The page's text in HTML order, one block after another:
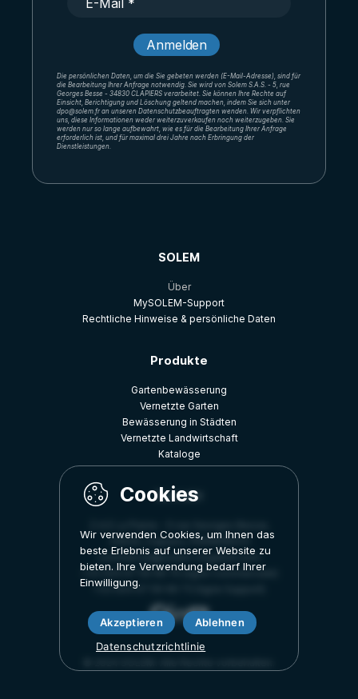
Die persönlichen Daten, um die Sie gebeten werden (E-Mail-Adresse), sind für
die Bearbeitung Ihrer Anfrage notwendig. Sie wird von Solem S.A.S. - 5, rue
Georges Besse - 34830 CLAPIERS verarbeitet. Sie können Ihre Rechte auf
Einsicht, Berichtigung und Löschung geltend machen, indem Sie sich unter
dpo@solem.fr an unseren Datenschutzbeauftragten wenden. Wir verpflichten
uns, diese Informationen weder weiterzuverkaufen noch weiterzugeben. Sie
werden nur so lange aufbewahrt, wie es für die Bearbeitung Ihrer Anfrage
erforderlich ist, und für maximal drei Jahre nach Erbringung der
Dienstleistungen.
SOLEM
Über
MySOLEM-Support
Rechtliche Hinweise & persönliche Daten
Produkte
Gartenbewässerung
Vernetzte Garten
Bewässerung in Städten
Vernetzte Landwirtschaft
Kataloge
Kontakt
34830, Clapiers, FRANKREICH
commercial@solem-irrigation.com
+33 (0)4 67 59 99 75 (ligne Commerciale)
+33 (0)4 67 59 99 73 (ligne Support)
Wir verwenden Cookies, um Ihnen das
beste Erlebnis auf unserer Website zu
bieten. Ihre Verwendung bedarf Ihrer
Einwilligung.
Akzeptieren
Ablehnen
Datenschutzrichtlinie